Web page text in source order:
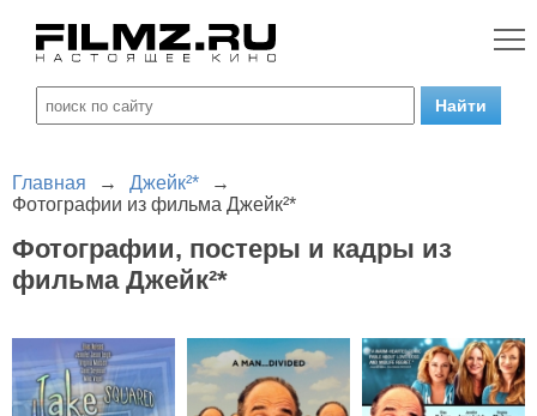
Главная → Джейк²*
→
Фотографии из фильма Джейк²*
Фотографии, постеры и кадры из
фильма Джейк²*